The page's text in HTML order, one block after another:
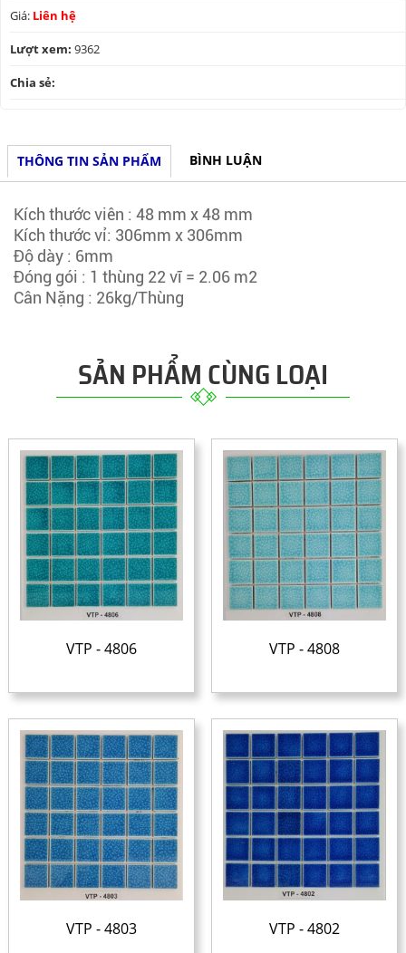
Giá: Liên hệ
Lượt xem: 9362
Chia sẻ:
THÔNG TIN SẢN PHẨM BÌNH LUẬN
Kích thước viên : 48 mm x 48 mm
Kích thước vỉ: 306mm x 306mm
Độ dày : 6mm
Đóng gói : 1 thùng 22 vĩ = 2.06 m2
Cân Nặng : 26kg/Thùng
SẢN PHẨM CÙNG LOẠI
VTP - 4806 VTP - 4808
VTP - 4803 VTP - 4802